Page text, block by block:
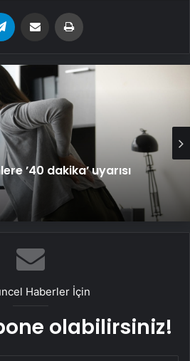
Email'den paylaş
’40 dakika’ uyarısı
Haberler İçin
olabilirsiniz!